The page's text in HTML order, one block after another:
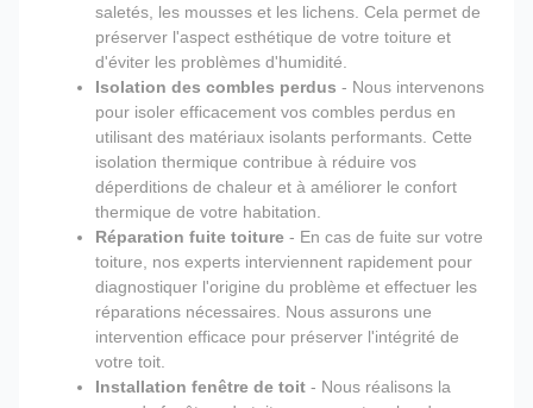
saletés, les mousses et les lichens. Cela permet de
préserver l'aspect esthétique de votre toiture et
d'éviter les problèmes d'humidité.
Isolation des combles perdus - Nous intervenons
pour isoler efficacement vos combles perdus en
utilisant des matériaux isolants performants. Cette
isolation thermique contribue à réduire vos
déperditions de chaleur et à améliorer le confort
thermique de votre habitation.
Réparation fuite toiture - En cas de fuite sur votre
toiture, nos experts interviennent rapidement pour
diagnostiquer l'origine du problème et effectuer les
réparations nécessaires. Nous assurons une
intervention efficace pour préserver l'intégrité de
votre toit.
Installation fenêtre de toit - Nous réalisons la